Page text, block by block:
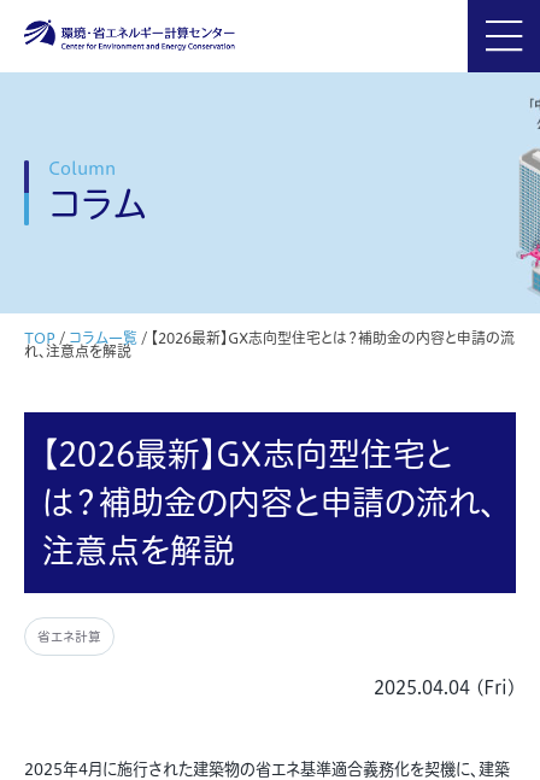
Column
コラム
TOP / コラム一覧 / 【2026最新】GX志向型住宅とは？補助金の内容と申請の流
れ、注意点を解説
【2026最新】GX志向型住宅と
は？補助金の内容と申請の流れ、
注意点を解説
省エネ計算
2025.04.04 (Fri)
2025年4月に施行された建築物の省エネ基準適合義務化を契機に、建築